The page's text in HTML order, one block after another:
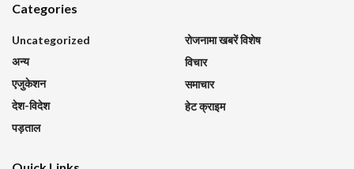
Categories
Uncategorized
अन्य
एजुकेशन
देश-विदेश
पड़ताल
रोजनामा खबरें विशेष
विचार
समाचार
हेट क्राइम